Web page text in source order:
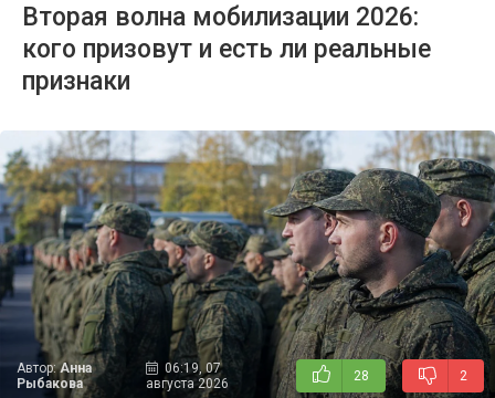
Вторая волна мобилизации 2026:
кого призовут и есть ли реальные
признаки
Автор:Анна
Рыбакова
06:19, 07
августа 2026
28 2